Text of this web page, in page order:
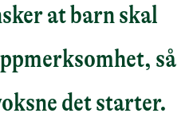
at barn skal
så
det starter.